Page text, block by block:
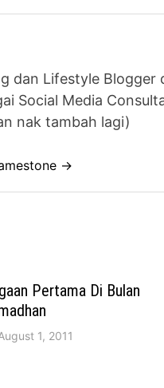
dan Lifestyle Blogger
Social Media
nak tambah lagi)
→
Pertama Di Bulan
1, 2011